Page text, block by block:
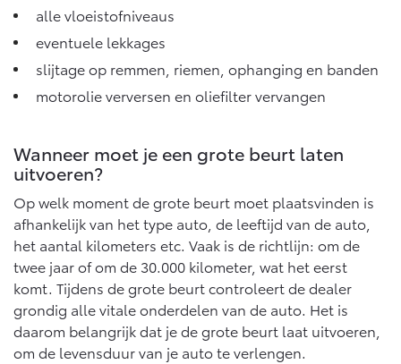
alle vloeistofniveaus
eventuele lekkages
slijtage op remmen, riemen, ophanging en banden
motorolie verversen en oliefilter vervangen
Wanneer moet je een grote beurt laten
uitvoeren?
Op welk moment de grote beurt moet plaatsvinden is
afhankelijk van het type auto, de leeftijd van de auto,
het aantal kilometers etc. Vaak is de richtlijn: om de
twee jaar of om de 30.000 kilometer, wat het eerst
komt. Tijdens de grote beurt controleert de dealer
grondig alle vitale onderdelen van de auto. Het is
daarom belangrijk dat je de grote beurt laat uitvoeren,
om de levensduur van je auto te verlengen.